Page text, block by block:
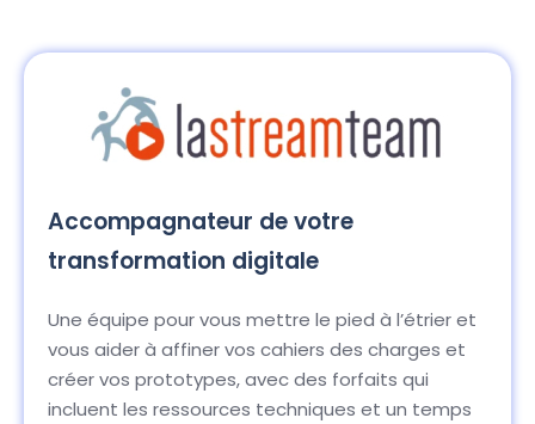
Accompagnateur de votre
transformation digitale
Une équipe pour vous mettre le pied à l’étrier et
vous aider à affiner vos cahiers des charges et
créer vos prototypes, avec des forfaits qui
incluent les ressources techniques et un temps